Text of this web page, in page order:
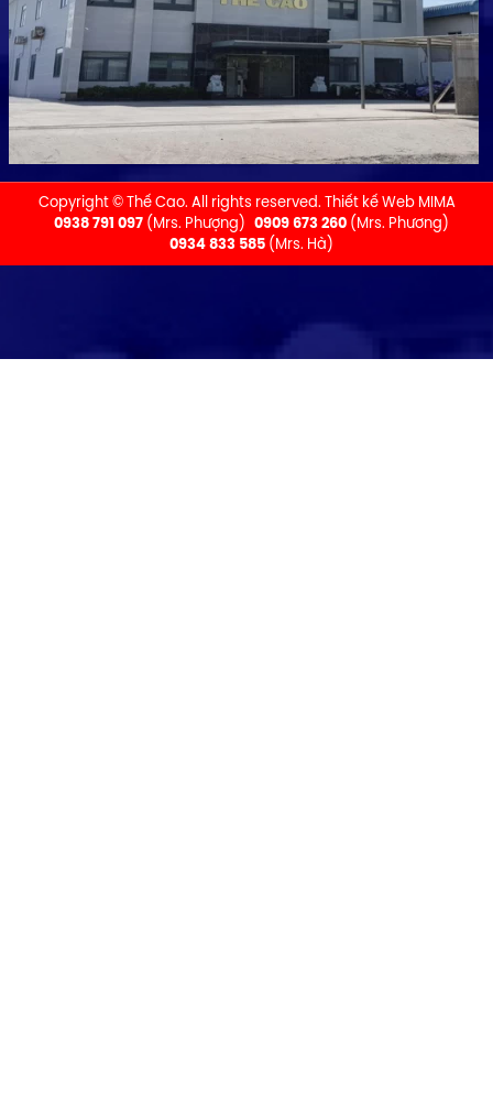
Copyright © Thế Cao. All rights reserved.
Thiết kế Web MIMA
0938 791 097 (Mrs. Phượng) 0909 673 260 (Mrs. Phương)
0934 833 585 (Mrs. Hà)